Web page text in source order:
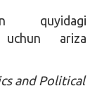
quyidagi
ariza
and Political